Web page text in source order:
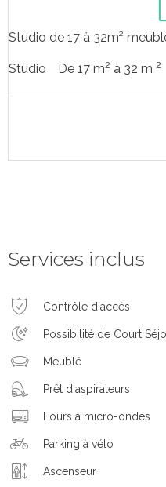
Studio de 17 à 32m²
Studio De 17 m2 à 32 m 2
Services inclus
Contrôle d'accès
Possibilité de Court
Meublé
Prêt d'aspirateurs
Fours à micro-ondes
Parking à vélo
Ascenseur